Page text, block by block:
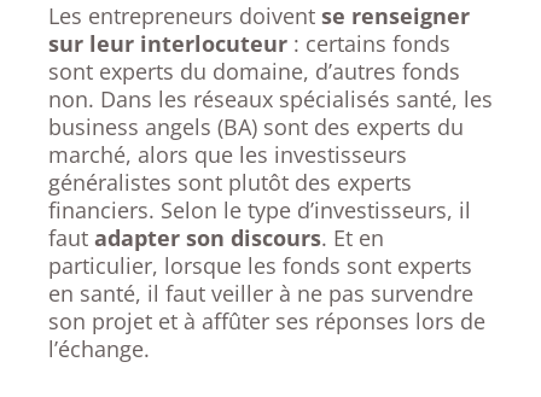
Les entrepreneurs doivent se renseigner
sur leur interlocuteur : certains fonds
sont experts du domaine, d’autres fonds
non. Dans les réseaux spécialisés santé, les
business angels (BA) sont des experts du
marché, alors que les investisseurs
généralistes sont plutôt des experts
financiers. Selon le type d’investisseurs, il
faut adapter son discours. Et en
particulier, lorsque les fonds sont experts
en santé, il faut veiller à ne pas survendre
son projet et à affûter ses réponses lors de
l’échange.